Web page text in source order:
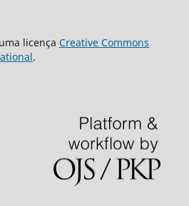
licença Creative Commons
.